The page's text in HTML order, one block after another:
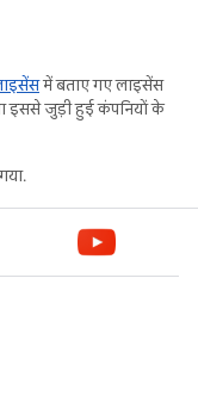
में बताए गए लाइसेंस
इससे जुड़ी हुई कंपनियों के